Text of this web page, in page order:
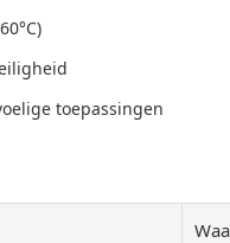
toepassingen